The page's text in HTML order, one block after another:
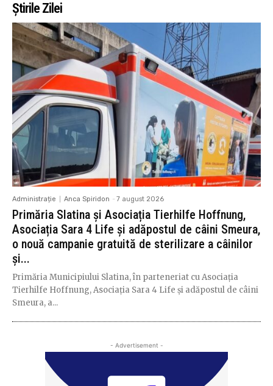
Știrile Zilei
Administrație Anca Spiridon - 7 august 2026
Primăria Slatina și Asociația Tierhilfe Hoffnung,
Asociația Sara 4 Life și adăpostul de câini Smeura,
o nouă campanie gratuită de sterilizare a câinilor
și...
Primăria Municipiului Slatina, în parteneriat cu Asociația
Tierhilfe Hoffnung, Asociația Sara 4 Life și adăpostul de câini
Smeura, a...
- Advertisement -